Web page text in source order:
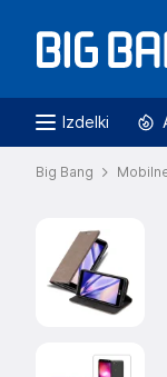
Izdelki
Big Bang